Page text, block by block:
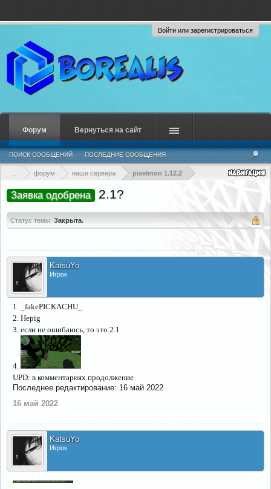
Войти или зарегистрироваться
форум наши сервера pixelmon 1.12.2
Заявка одобрена 2.1?
Статус темы: Закрыта.
KatsuYo
Игрок
1. _fakePICKACHU_
2. Hepig
3. если не ошибаюсь, то это 2.1
4.
UPD: в комментариях продолжение
Последнее редактирование: 16 май 2022
16 май 2022
KatsuYo
Игрок
Форум
ПОИСК СООБЩЕНИЙ ПОСЛЕДНИЕ СООБЩЕНИЯ
Вернуться на сайт